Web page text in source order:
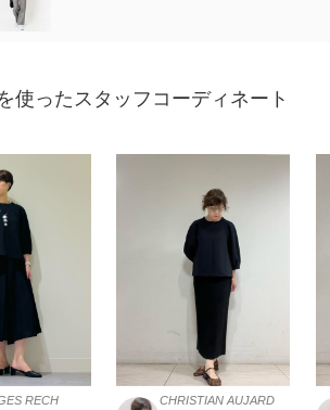
使ったスタッフコーディネート
RECH
CHRISTIAN AUJARD